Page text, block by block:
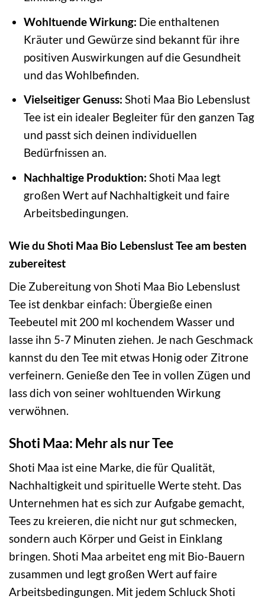
Wohltuende Wirkung: Die enthaltenen
Kräuter und Gewürze sind bekannt für ihre
positiven Auswirkungen auf die Gesundheit
und das Wohlbefinden.
Vielseitiger Genuss: Shoti Maa Bio Lebenslust
Tee ist ein idealer Begleiter für den ganzen Tag
und passt sich deinen individuellen
Bedürfnissen an.
Nachhaltige Produktion: Shoti Maa legt
großen Wert auf Nachhaltigkeit und faire
Arbeitsbedingungen.
Wie du Shoti Maa Bio Lebenslust Tee am besten
zubereitest
Die Zubereitung von Shoti Maa Bio Lebenslust
Tee ist denkbar einfach: Übergieße einen
Teebeutel mit 200 ml kochendem Wasser und
lasse ihn 5-7 Minuten ziehen. Je nach Geschmack
kannst du den Tee mit etwas Honig oder Zitrone
verfeinern. Genieße den Tee in vollen Zügen und
lass dich von seiner wohltuenden Wirkung
verwöhnen.
Shoti Maa: Mehr als nur Tee
Shoti Maa ist eine Marke, die für Qualität,
Nachhaltigkeit und spirituelle Werte steht. Das
Unternehmen hat es sich zur Aufgabe gemacht,
Tees zu kreieren, die nicht nur gut schmecken,
sondern auch Körper und Geist in Einklang
bringen. Shoti Maa arbeitet eng mit Bio-Bauern
zusammen und legt großen Wert auf faire
Arbeitsbedingungen. Mit jedem Schluck Shoti